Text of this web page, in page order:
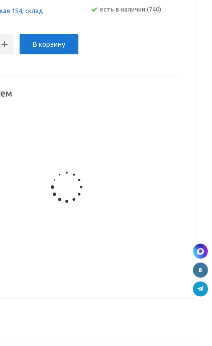
154, склад Есть в наличии (740)
В корзину
Кромка ABS
Bliss 1,2 мм
(металлик)